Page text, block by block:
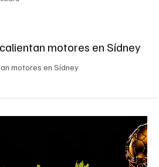
VALLE
abre venta de boletos
abre venta de boletos de temporada